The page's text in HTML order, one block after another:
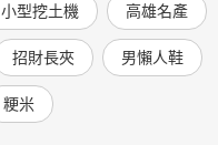
小型挖土機 高雄名產
招財長夾 男懶人鞋
粳米